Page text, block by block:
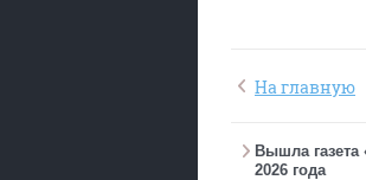
На главную
Вышла газета
2026 года